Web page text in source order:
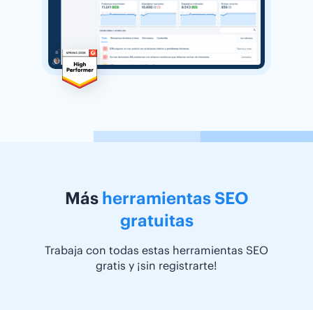
Más herramientas SEO
gratuitas
Trabaja con todas estas herramientas SEO
gratis y ¡sin registrarte!